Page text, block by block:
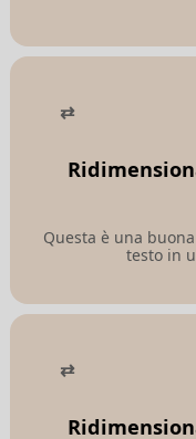
Questa è una
testo in